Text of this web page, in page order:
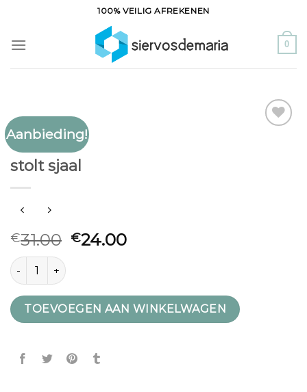
inhoud
100% VEILIG AFREKENEN
0
Aanbieding!
STOLT SJAAL
stolt sjaal
€31.00 €24.00
stolt sjaal aantal
TOEVOEGEN AAN WINKELWAGEN